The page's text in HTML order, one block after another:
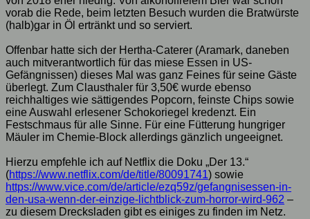
vorab die Rede, beim letzten Besuch wurden die Bratwürste
(halb)gar in Öl ertränkt und so serviert.
Offenbar hatte sich der Hertha-Caterer (Aramark, daneben
auch mitverantwortlich für das miese Essen in US-
Gefängnissen) dieses Mal was ganz Feines für seine Gäste
überlegt. Zum Clausthaler für 3,50€ wurde ebenso
reichhaltiges wie sättigendes Popcorn, feinste Chips sowie
eine Auswahl erlesener Schokoriegel kredenzt. Ein
Festschmaus für alle Sinne. Für eine Fütterung hungriger
Mäuler im Chemie-Block allerdings gänzlich ungeeignet.
Hierzu empfehle ich auf Netflix die Doku „Der 13.“
(https://www.netflix.com/de/title/80091741) sowie
https://www.vice.com/de/article/ezq59z/gefangnisessen-in-
den-usa-wenn-der-einzige-lichtblick-zum-horror-wird-962 –
zu diesem Drecksladen gibt es einiges zu finden im Netz.